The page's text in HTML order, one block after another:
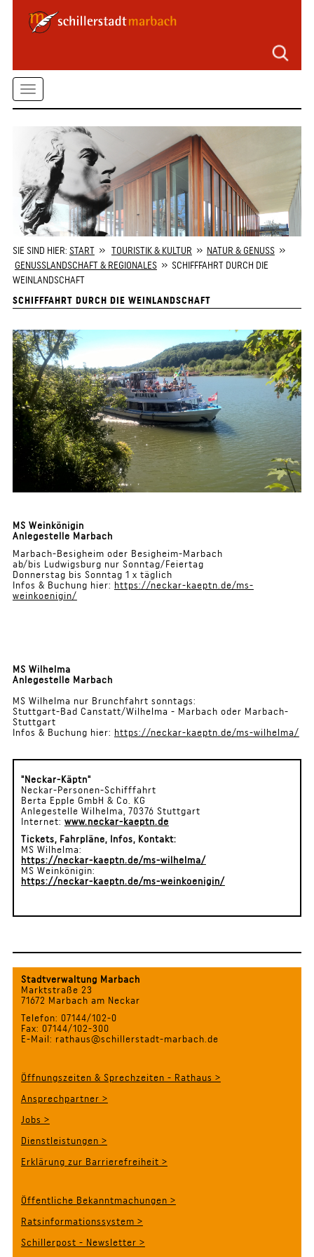
Seitenbereiche
springen
Zum
Inhalt
springen
Kontaktformular
Startseite
Toggle
SIE SIND HIER: START» TOURISTIK & KULTUR » NATUR & GENUSS»
GENUSSLANDSCHAFT & REGIONALES» SCHIFFFAHRT DURCH DIE
WEINLANDSCHAFT
SCHIFFFAHRT DURCH DIE WEINLANDSCHAFT
MS Weinkönigin
Anlegestelle Marbach
Marbach-Besigheim oder Besigheim-Marbach
ab/bis Ludwigsburg nur Sonntag/Feiertag
Donnerstag bis Sonntag 1 x täglich
Infos & Buchung hier: https://neckar-kaeptn.de/ms-
weinkoenigin/
MS Wilhelma
Anlegestelle Marbach
MS Wilhelma nur Brunchfahrt sonntags:
Stuttgart-Bad Canstatt/Wilhelma - Marbach oder Marbach-
Stuttgart
Infos & Buchung hier: https://neckar-kaeptn.de/ms-wilhelma/
"Neckar-Käptn"
Neckar-Personen-Schifffahrt
Berta Epple GmbH & Co. KG
Anlegestelle Wilhelma, 70376 Stuttgart
Internet: www.neckar-kaeptn.de
Tickets, Fahrpläne, Infos, Kontakt:
MS Wilhelma:
https://neckar-kaeptn.de/ms-wilhelma/
MS Weinkönigin:
https://neckar-kaeptn.de/ms-weinkoenigin/
Stadtverwaltung Marbach
Marktstraße 23
71672 Marbach am Neckar
Telefon: 07144/102-0
Fax: 07144/102-300
E-Mail: rathaus@schillerstadt-marbach.de
Öffnungszeiten & Sprechzeiten - Rathaus >
Ansprechpartner >
Jobs >
Dienstleistungen >
Erklärung zur Barrierefreiheit >
Öffentliche Bekanntmachungen >
Ratsinformationssystem >
Schillerpost - Newsletter >